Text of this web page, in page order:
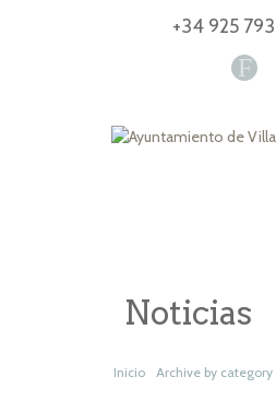
F
+34 925
Noticias
Inicio Archive by category